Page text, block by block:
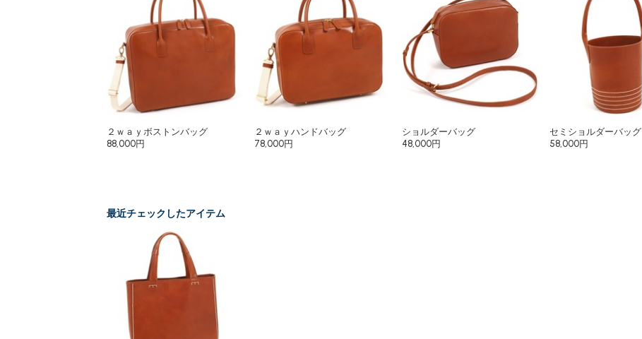
２ｗａｙボストンバッグ
88,000円
２ｗａｙハンドバッグ
78,000円
ショルダーバッグ
48,000円
セミショルダーバッグ
58,000円
最近チェックしたアイテム